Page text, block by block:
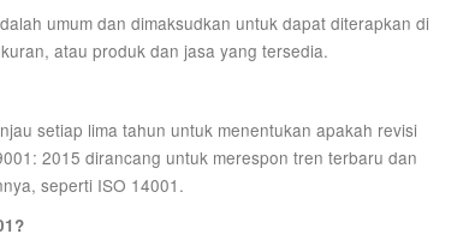
umum dan dimaksudkan untuk dapat diterapkan di
atau produk dan jasa yang tersedia.
setiap lima tahun untuk menentukan apakah revisi
2015 dirancang untuk merespon tren terbaru dan
seperti ISO 14001.